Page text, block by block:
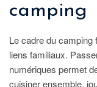
camping
Le cadre du
liens familiaux.
numériques permet
cuisiner ensemble,